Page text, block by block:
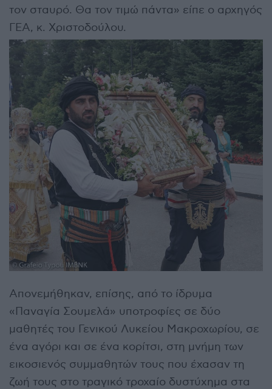
τον σταυρό. Θα τον τιμώ πάντα» είπε ο αρχηγός
ΓΕΑ, κ. Χριστοδούλου.
Απονεμήθηκαν, επίσης, από το ίδρυμα
«Παναγία Σουμελά» υποτροφίες σε δύο
μαθητές του Γενικού Λυκείου Μακροχωρίου, σε
ένα αγόρι και σε ένα κορίτσι, στη μνήμη των
εικοσιενός συμμαθητών τους που έχασαν τη
ζωή τους στο τραγικό τροχαίο δυστύχημα στα